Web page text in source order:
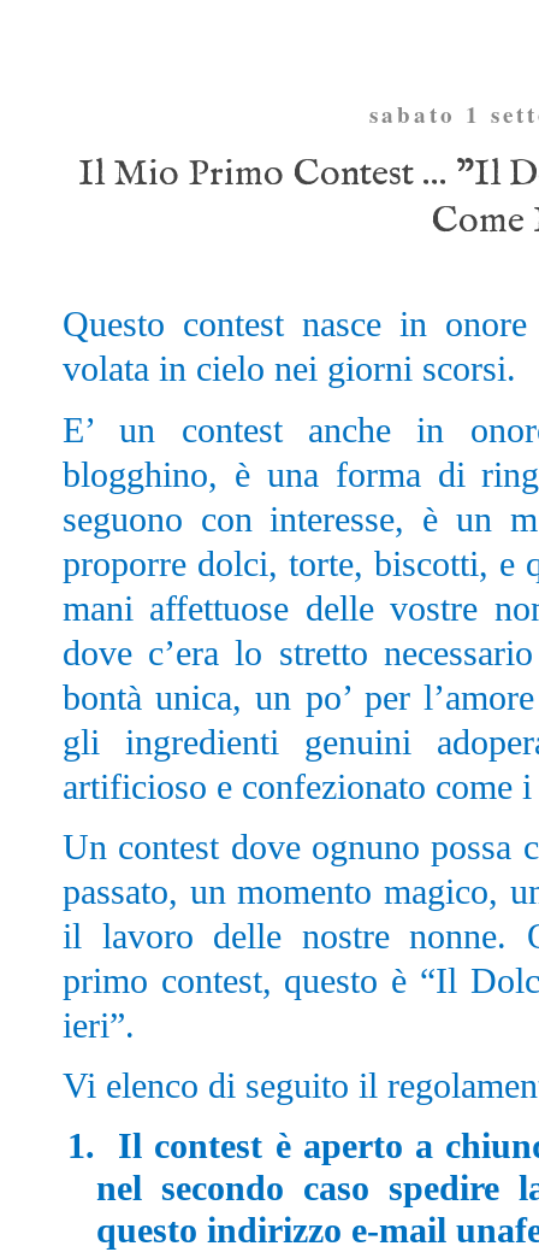
sabato 1
Il Mio Primo Contest … "Il
Questo contest nasce in
volata in cielo nei giorni scorsi.
E’ un contest anche in
blogghino, è una forma di
seguono con interesse, è un
proporre dolci, torte, biscotti, e
mani affettuose delle vostre
dove c’era lo stretto
bontà unica, un po’ per
gli ingredienti genuini
artificioso e confezionato come
Un contest dove ognuno possa
passato, un momento magico,
il lavoro delle nostre nonne.
primo contest, questo è “Il
ieri”.
Vi elenco di seguito il
1.
Il contest è aperto a
nel secondo caso
questo indirizzo e-mail